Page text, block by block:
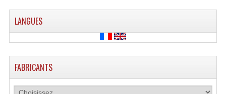
LANGUES
FABRICANTS